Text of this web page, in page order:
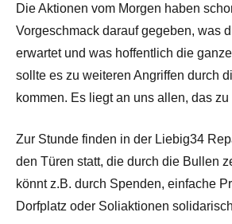
Die Aktionen vom Morgen haben
Vorgeschmack darauf gegeben, was
erwartet und was hoffentlich die
sollte es zu weiteren Angriffen durch
kommen. Es liegt an uns allen, das
Zur Stunde finden in der Liebig34
den Türen statt, die durch die Bullen
könnt z.B. durch Spenden, einfache
Dorfplatz oder Soliaktionen